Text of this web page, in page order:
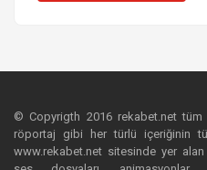
© Copyrigth 2016 rekabet.net tüm
röportaj gibi her türlü içeriğinin
www.rekabet.net sitesinde yer alan